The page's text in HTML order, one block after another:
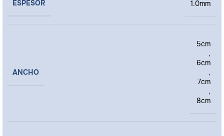
ESPESOR 1.0mm
ANCHO
5cm
,
6cm
,
7cm
,
8cm